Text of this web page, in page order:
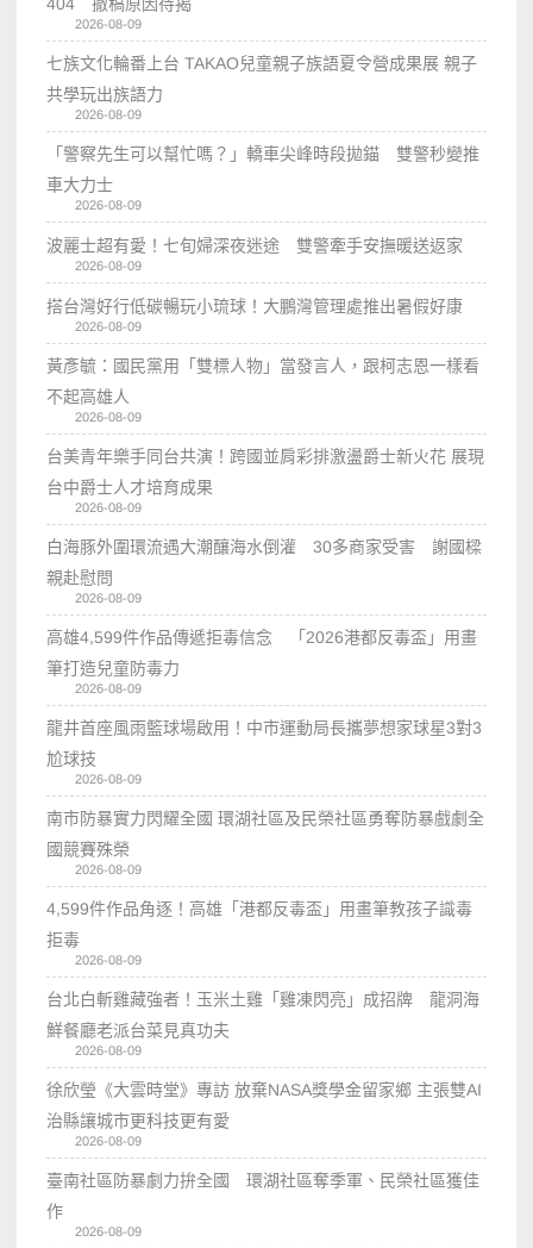
2026-08-09
七族文化輪番上台 TAKAO兒童親子族語夏令營成果展 親子
共學玩出族語力
2026-08-09
「警察先生可以幫忙嗎？」轎車尖峰時段拋錨 雙警秒變推
車大力士
2026-08-09
波麗士超有愛！七旬婦深夜迷途 雙警牽手安撫暖送返家
2026-08-09
搭台灣好行低碳暢玩小琉球！大鵬灣管理處推出暑假好康
2026-08-09
黃彥毓：國民黨用「雙標人物」當發言人，跟柯志恩一樣看
不起高雄人
2026-08-09
台美青年樂手同台共演！跨國並肩彩排激盪爵士新火花 展現
台中爵士人才培育成果
2026-08-09
白海豚外圍環流遇大潮釀海水倒灌 30多商家受害 謝國樑
親赴慰問
2026-08-09
高雄4,599件作品傳遞拒毒信念 「2026港都反毒盃」用畫
筆打造兒童防毒力
2026-08-09
龍井首座風雨籃球場啟用！中市運動局長攜夢想家球星3對3
尬球技
2026-08-09
南市防暴實力閃耀全國 環湖社區及民榮社區勇奪防暴戲劇全
國競賽殊榮
2026-08-09
4,599件作品角逐！高雄「港都反毒盃」用畫筆教孩子識毒
拒毒
2026-08-09
台北白斬雞藏強者！玉米土雞「雞凍閃亮」成招牌 龍洞海
鮮餐廳老派台菜見真功夫
2026-08-09
徐欣瑩《大雲時堂》專訪 放棄NASA獎學金留家鄉 主張雙AI
治縣讓城市更科技更有愛
2026-08-09
臺南社區防暴劇力拚全國 環湖社區奪季軍、民榮社區獲佳
作
2026-08-09